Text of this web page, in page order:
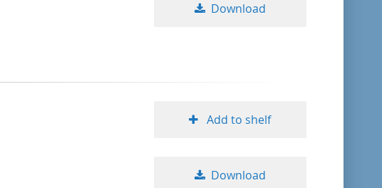
Download
Add to shelf
Download